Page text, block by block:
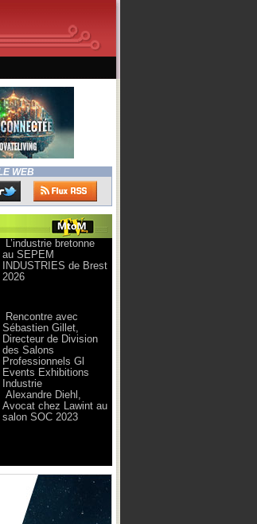
WEB
L’industrie bretonne
au SEPEM
INDUSTRIES de Brest
2026
Rencontre avec
Sébastien Gillet,
Directeur de Division
des Salons
Professionnels Gl
Events Exhibitions
Industrie
Alexandre Diehl,
Avocat chez Lawint au
salon SOC 2023